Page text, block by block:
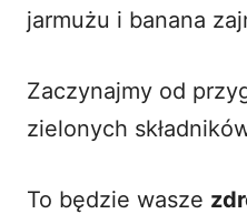
jarmużu i banana
Zaczynajmy od
zielonych
To będzie wasze